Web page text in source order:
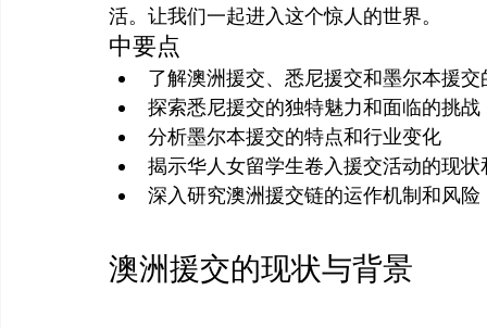
活。让我们一起进入这个惊人的世界。
中要点
了解澳洲援交、悉尼援交和墨尔本援
探索悉尼援交的独特魅力和面临的挑战
分析墨尔本援交的特点和行业变化
揭示华人女留学生卷入援交活动的现状
深入研究澳洲援交链的运作机制和风险
澳洲援交的现状与背景